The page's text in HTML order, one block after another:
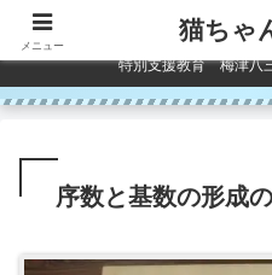
コンテンツへスキップ
特別支援教育 梅津八
序数と基数の形成
メニュー
猫ちゃ